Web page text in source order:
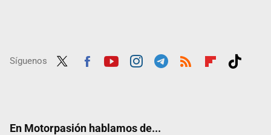
Síguenos
En Motorpasión hablamos de...